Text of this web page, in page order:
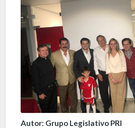
Autor: Grupo Legislativo PRI